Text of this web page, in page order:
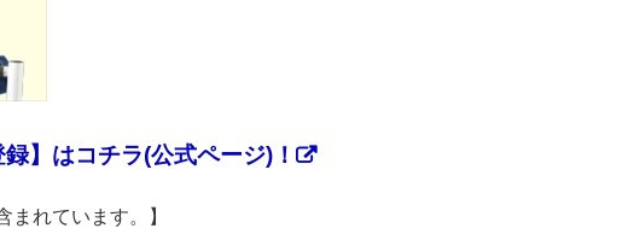
】はコチラ(公式ページ)！
まれています。】